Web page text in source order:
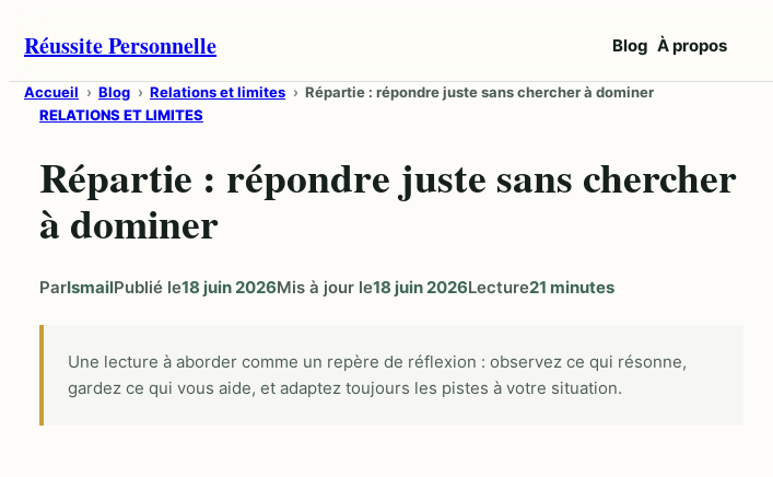
au
contenu
Réussite Personnelle Blog À propos
Accueil Blog Relations et limites
Répartie : répondre juste sans chercher à dominer
RELATIONS ET LIMITES
Répartie : répondre juste sans chercher
à dominer
ParIsmailPublié le18 juin 2026Mis à jour le18 juin 2026Lecture21 minutes
Une lecture à aborder comme un repère de réflexion : observez ce qui résonne,
gardez ce qui vous aide, et adaptez toujours les pistes à votre situation.